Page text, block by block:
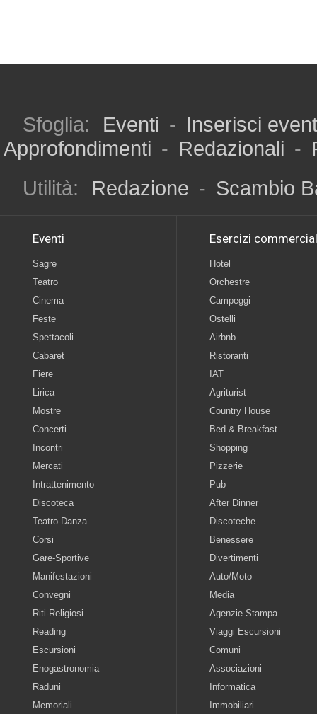
Sfoglia: Eventi - Inserisci
Approfondimenti - Redazionali -
Utilità:
Redazione - Scambio
Eventi
Sagre
Teatro
Cinema
Feste
Spettacoli
Cabaret
Fiere
Lirica
Mostre
Concerti
Incontri
Mercati
Intrattenimento
Discoteca
Teatro-Danza
Corsi
Gare-Sportive
Manifestazioni
Convegni
Riti-Religiosi
Reading
Escursioni
Enogastronomia
Raduni
Memoriali
Esercizi
Hotel
Orchestre
Campeggi
Ostelli
Airbnb
Ristoranti
IAT
Agriturist
Country House
Bed & Breakfast
Shopping
Pizzerie
Pub
After Dinner
Discoteche
Benessere
Divertimenti
Auto/Moto
Media
Agenzie Stampa
Viaggi Escursioni
Comuni
Associazioni
Informatica
Immobiliari